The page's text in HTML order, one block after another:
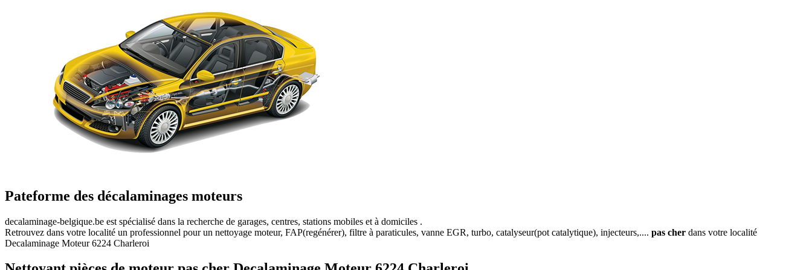
Pateforme des décalaminages moteurs
decalaminage-belgique.be est spécialisé dans la recherche de garages, centres, stations mobiles et à domiciles .
Retrouvez dans votre localité un professionnel pour un nettoyage moteur, FAP(regénérer), filtre à paraticules, vanne EGR, turbo, catalyseur(pot catalytique), injecteurs,.... pas cher dans votre localité
Decalaminage Moteur 6224 Charleroi